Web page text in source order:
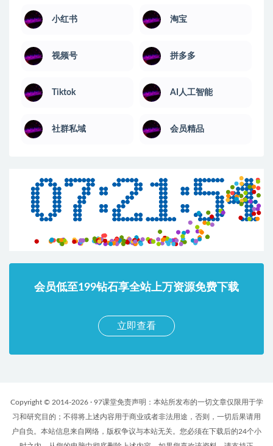
小红书 淘宝
视频号 拼多多
Tiktok AI人工智能
社群私域 会员精品
会员低至199钻石享全站上万资源免费下载
立即查看
Copyright © 2014-2026 · 97课堂免责声明：本站所发布的一切文章仅限用于学
习和研究目的；不得将上述内容用于商业或者非法用途，否则，一切后果请用
户自负。本站信息来自网络，版权争议与本站无关。您必须在下载后的24个小